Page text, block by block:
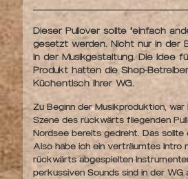
Dieser Pullover sollte "einfach
gesetzt werden. Nicht nur in der
in der Musikgestaltung. Die Idee
Produkt hatten die Shop-
Küchentisch ihrer WG.
Zu Beginn der Musikproduktion,
Szene des rückwärts fliegenden
Nordsee bereits gedreht. Das sollte
Also habe ich ein verträumtes Intro
rückwärts abgespielten
perkussiven Sounds sind in der WG